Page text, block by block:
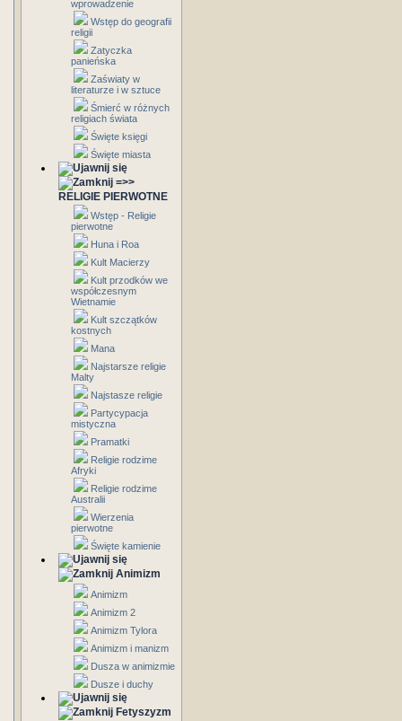
wprowadzenie
Wstęp do geografii
religii
Zatyczka
panieńska
Zaświaty w
literaturze i w sztuce
Śmierć w różnych
religiach świata
Święte księgi
Święte miasta
=>>
RELIGIE PIERWOTNE
Wstęp - Religie
pierwotne
Huna i Roa
Kult Macierzy
Kult przodków we
współczesnym
Wietnamie
Kult szczątków
kostnych
Mana
Najstarsze religie
Malty
Najstasze religie
Partycypacja
mistyczna
Pramatki
Religie rodzime
Afryki
Religie rodzime
Australii
Wierzenia
pierwotne
Święte kamienie
Animizm
Animizm
Animizm 2
Animizm Tylora
Animizm i manizm
Dusza w animizmie
Dusze i duchy
Fetyszyzm